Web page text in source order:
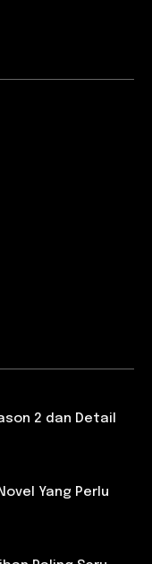
2 dan Detail
Yang Perlu